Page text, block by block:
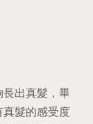
長出真髮，畢
真髮的感受度